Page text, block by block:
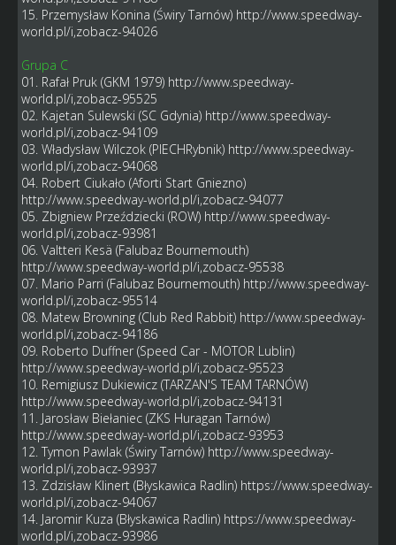
15. Przemysław Konina (Świry Tarnów) http://www.speedway-
world.pl/i,zobacz-94026
Grupa C
01. Rafał Pruk (GKM 1979) http://www.speedway-
world.pl/i,zobacz-95525
02. Kajetan Sulewski (SC Gdynia) http://www.speedway-
world.pl/i,zobacz-94109
03. Władysław Wilczok (PIECHRybnik) http://www.speedway-
world.pl/i,zobacz-94068
04. Robert Ciukało (Aforti Start Gniezno)
http://www.speedway-world.pl/i,zobacz-94077
05. Zbigniew Przeździecki (ROW) http://www.speedway-
world.pl/i,zobacz-93981
06. Valtteri Kesä (Falubaz Bournemouth)
http://www.speedway-world.pl/i,zobacz-95538
07. Mario Parri (Falubaz Bournemouth) http://www.speedway-
world.pl/i,zobacz-95514
08. Matew Browning (Club Red Rabbit) http://www.speedway-
world.pl/i,zobacz-94186
09. Roberto Duffner (Speed Car - MOTOR Lublin)
http://www.speedway-world.pl/i,zobacz-95523
10. Remigiusz Dukiewicz (TARZAN'S TEAM TARNÓW)
http://www.speedway-world.pl/i,zobacz-94131
11. Jarosław Biełaniec (ZKS Huragan Tarnów)
http://www.speedway-world.pl/i,zobacz-93953
12. Tymon Pawlak (Świry Tarnów) http://www.speedway-
world.pl/i,zobacz-93937
13. Zdzisław Klinert (Błyskawica Radlin) https://www.speedway-
world.pl/i,zobacz-94067
14. Jaromir Kuza (Błyskawica Radlin) https://www.speedway-
world.pl/i,zobacz-93986